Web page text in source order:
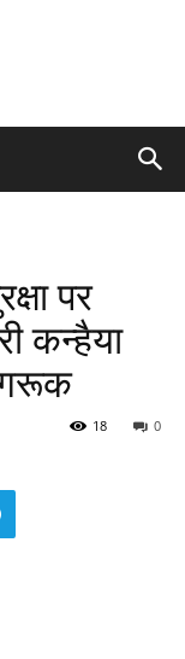
पर
कन्हैया
0
18